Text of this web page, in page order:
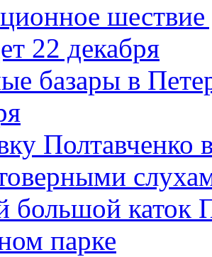
22 декабря
базары в
Полтавченко
каток
парке